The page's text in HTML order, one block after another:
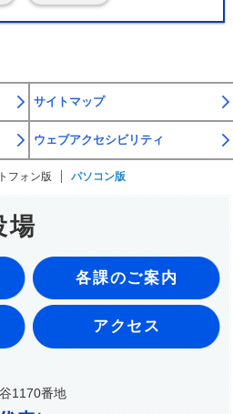
サイトマップ
ウェブアクセシビリティ
フォン版 パソコン版
場
各課のご案内
アクセス
1170番地